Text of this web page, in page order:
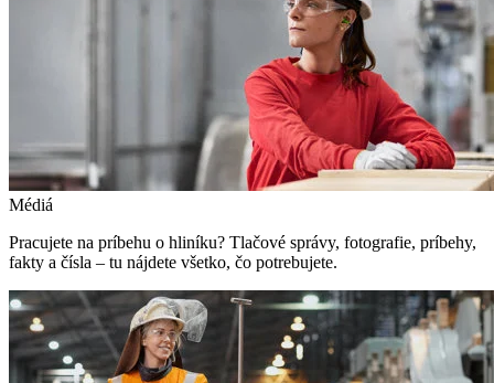
Médiá
Pracujete na príbehu o hliníku? Tlačové správy, fotografie, príbehy,
fakty a čísla – tu nájdete všetko, čo potrebujete.